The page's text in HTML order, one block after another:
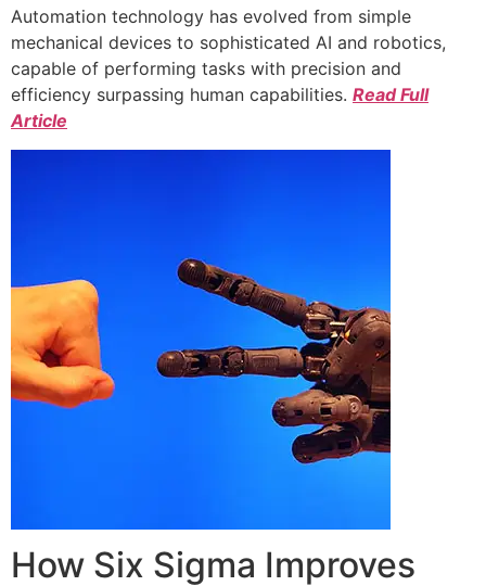
Automation technology has evolved from simple
mechanical devices to sophisticated AI and robotics,
capable of performing tasks with precision and
efficiency surpassing human capabilities. Read Full
Article
How Six Sigma Improves